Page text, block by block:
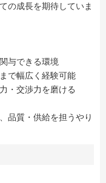
の成長を期待していま
与できる環境
で幅広く経験可能
・交渉力を磨ける
品質・供給を担うやり